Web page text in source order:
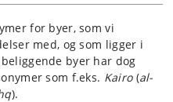
for byer, som vi
med, og som ligger i
byer har dog
som f.eks. Kairo(al-
).